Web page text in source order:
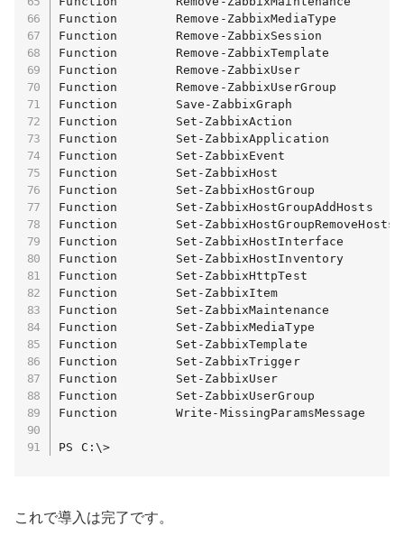
Function        Remove-
Function        Remove-ZabbixSession
Function        Remove-ZabbixTemplate
Function        Remove-ZabbixUser
Function        Remove-
Function        Save-ZabbixGraph
Function        Set-ZabbixAction
Function        Set-ZabbixApplication
Function        Set-ZabbixEvent
Function        Set-ZabbixHost
Function        Set-ZabbixHostGroup
Function        Set-
Function        Set-
Function        Set-ZabbixHostInterface
Function        Set-ZabbixHostInventory
Function        Set-ZabbixHttpTest
Function        Set-ZabbixItem
Function        Set-ZabbixMaintenance
Function        Set-ZabbixMediaType
Function        Set-ZabbixTemplate
Function        Set-ZabbixTrigger
Function        Set-ZabbixUser
Function        Set-ZabbixUserGroup
Function        Write-
PS C:\>
これで導入は完了です。